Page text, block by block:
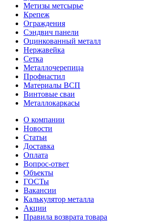
Метизы метсырье
Крепеж
Ограждения
Сэндвич панели
Оцинкованный металл
Нержавейка
Сетка
Металлочерепица
Профнастил
Материалы ВСП
Винтовые сваи
Металлокаркасы
О компании
Новости
Статьи
Доставка
Оплата
Вопрос-ответ
Объекты
ГОСТы
Вакансии
Калькулятор металла
Акции
Правила возврата товара